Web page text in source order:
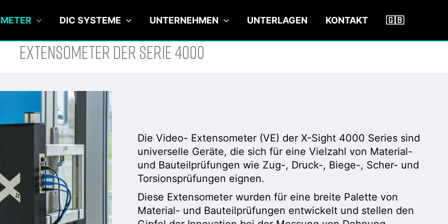
DIC SYSTEME UNTERNEHMEN UNTERLAGEN KONTAKT 🇬🇧
Extensometer der Serie 4000
Die Video- Extensometer (VE) der X-Sight 4000 Series sind
universelle Geräte, die sich für eine Vielzahl von Material-
und Bauteilprüfungen wie Zug-, Druck-, Biege-, Scher- und
Torsionsprüfungen eignen.
Diese Extensometer wurden für eine breite Palette von
Material- und Bauteilprüfungen entwickelt und stellen den